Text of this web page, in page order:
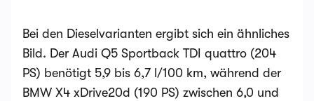
Bei den Dieselvarianten ergibt sich ein ähnliches
Bild. Der Audi Q5 Sportback TDI quattro (204
PS) benötigt 5,9 bis 6,7 l/100 km, während der
BMW X4 xDrive20d (190 PS) zwischen 6,0 und